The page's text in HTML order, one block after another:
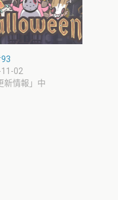
02
新情報」中